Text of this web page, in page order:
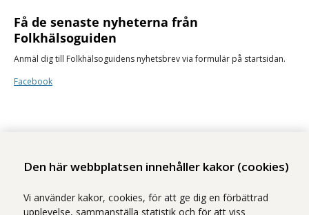
Den här webbplatsen innehåller kakor (cookies)
Vi använder kakor, cookies, för att ge dig en förbättrad
upplevelse, sammanställa statistik och för att viss
Få de senaste nyheterna från
Folkhälsoguiden
Anmäl dig till Folkhälsoguidens nyhetsbrev via formulär på startsidan.
Facebook
Stockholms läns sjukvårdsområde erbjuder hälso- och sjukvård i Region
Stockholms regi.